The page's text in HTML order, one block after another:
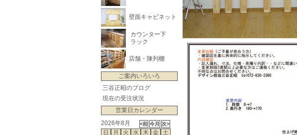
壁面キャビネット
カウンター下
ラック
店舗・陳列棚
ご案内いろいろ
三谷正昭のブログ
現在の受注状況
営業日カレンダー
2026年8月
日
月 火 水 木 金 土